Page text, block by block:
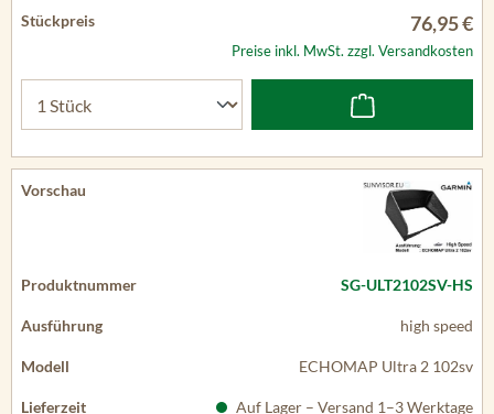
76,95 €
Preise inkl. MwSt. zzgl. Versandkosten
SG-ULT2102SV-HS
high speed
ECHOMAP Ultra 2 102sv
Auf Lager – Versand 1–3 Werktage